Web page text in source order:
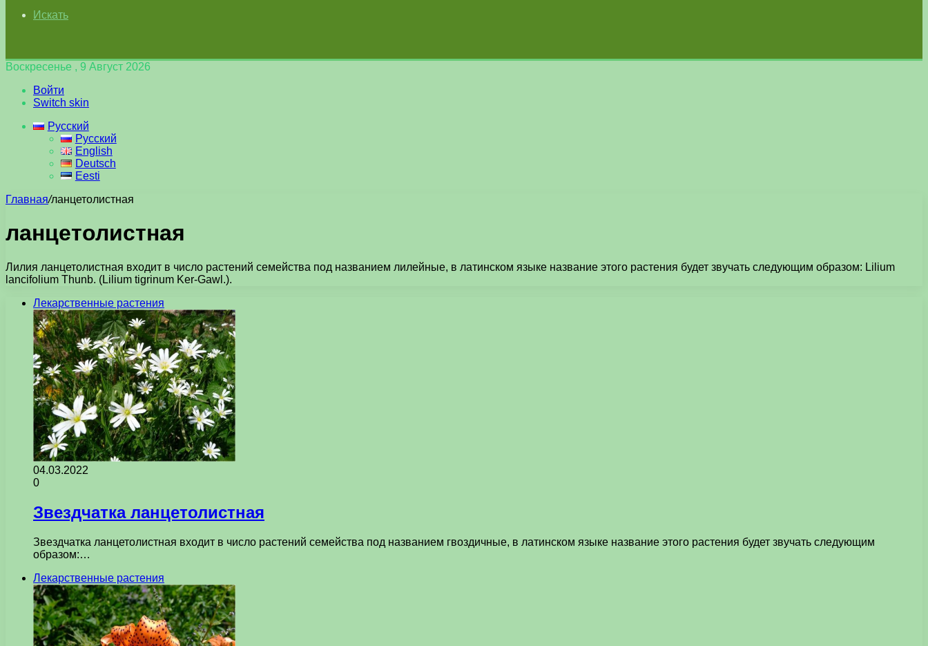
Искать
Воскресенье , 9 Август 2026
Войти
Switch skin
Русский
Русский
English
Deutsch
Eesti
Главная/ланцетолистная
ланцетолистная
Лилия ланцетолистная входит в число растений семейства под названием лилейные, в латинском языке название этого растения будет звучать следующим образом: Lilium
lancifolium Thunb. (Lilium tigrinum Ker-Gawl.).
Лекарственные растения
04.03.2022
0
Звездчатка ланцетолистная
Звездчатка ланцетолистная входит в число растений семейства под названием гвоздичные, в латинском языке название этого растения будет звучать следующим
образом:…
Лекарственные растения